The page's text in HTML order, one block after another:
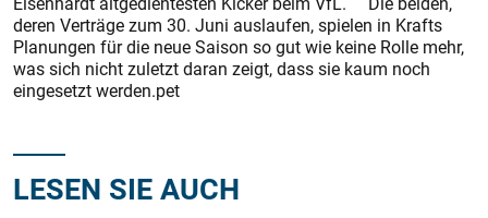
deren Verträge zum 30. Juni auslaufen, spielen in Krafts
Planungen für die neue Saison so gut wie keine Rolle mehr,
was sich nicht zuletzt daran zeigt, dass sie kaum noch
eingesetzt werden.pet
LESEN SIE AUCH